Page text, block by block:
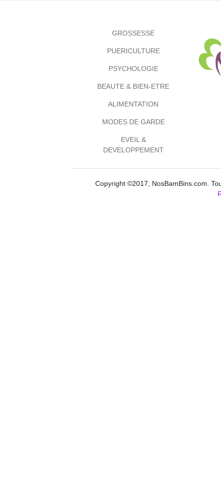
GROSSESSE
PUERICULTURE
PSYCHOLOGIE
BEAUTE & BIEN-ETRE
ALIMENTATION
MODES DE GARDE
EVEIL &
DEVELOPPEMENT
Copyright ©2017, NosBamBins.com.